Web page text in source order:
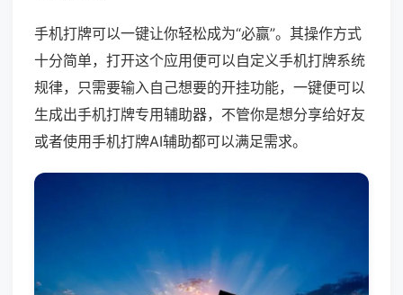
手机打牌可以一键让你轻松成为“必赢”。其操作方式
十分简单，打开这个应用便可以自定义手机打牌系统
规律，只需要输入自己想要的开挂功能，一键便可以
生成出手机打牌专用辅助器，不管你是想分享给好友
或者使用手机打牌AI辅助都可以满足需求。